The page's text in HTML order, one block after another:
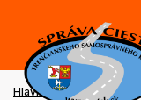
Hlavná stránka